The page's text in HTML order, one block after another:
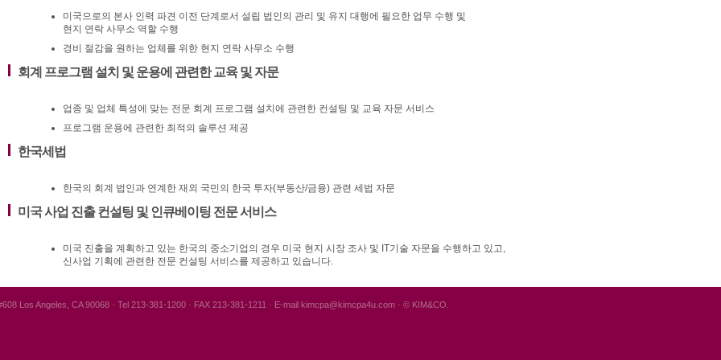
미국으로의 본사 인력 파견 이전 단계로서 설립 법인의 관리 및 유지 대행에 필요한 업무 수행 및
현지 연락 사무소 역할 수행
경비 절감을 원하는 업체를 위한 현지 연락 사무소 수행
회계 프로그램 설치 및 운용에 관련한 교육 및 자문
업종 및 업체 특성에 맞는 전문 회계 프로그램 설치에 관련한 컨설팅 및 교육 자문 서비스
프로그램 운용에 관련한 최적의 솔루션 제공
한국세법
한국의 회계 법인과 연계한 재외 국민의 한국 투자(부동산/금융) 관련 세법 자문
미국 사업 진출 컨설팅 및 인큐베이팅 전문 서비스
미국 진출을 계획하고 있는 한국의 중소기업의 경우 미국 현지 시장 조사 및 IT기술 자문을 수행하고 있고,
신사업 기획에 관련한 전문 컨설팅 서비스를 제공하고 있습니다.
Los Angeles, CA 90068 · Tel 213-381-1200 · FAX 213-381-1211 · E-mail kimcpa@kimcpa4u.com · © KIM&CO.